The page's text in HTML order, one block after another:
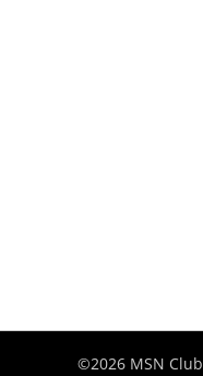
©2026 MSN Club